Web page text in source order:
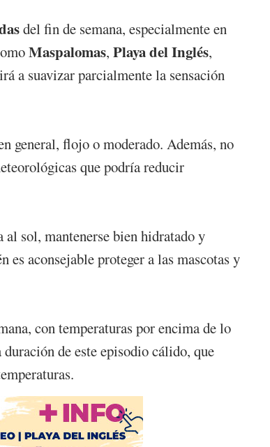
del fin de semana, especialmente en
Maspalomas, Playa del Inglés,
a suavizar parcialmente la sensación
general, flojo o moderado. Además, no
que podría reducir
sol, mantenerse bien hidratado y
aconsejable proteger a las mascotas y
con temperaturas por encima de lo
de este episodio cálido, que